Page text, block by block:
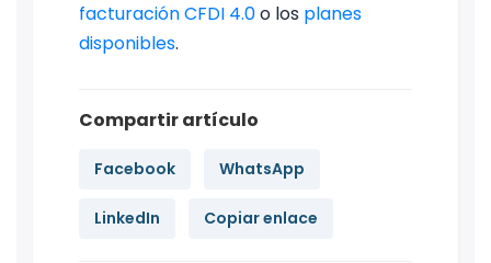
facturación CFDI 4.0o los planes
disponibles.
Compartir artículo
Facebook WhatsApp
LinkedIn Copiar enlace